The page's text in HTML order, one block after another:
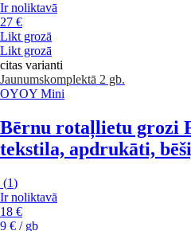
Ir noliktavā
27 €
Likt grozā
Likt grozā
citas varianti
Jaunumskomplektā 2 gb.
OYOY Mini
Bērnu rotaļlietu grozi
tekstila, apdrukāti,
(1)
Ir noliktavā
18 €
9 € / gb